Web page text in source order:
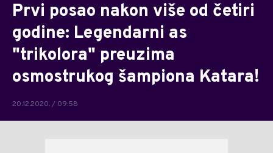
Prvi posao nakon više od četiri
godine: Legendarni as
"trikolora" preuzima
osmostrukog šampiona Katara!
20.12.2020. / 09:58